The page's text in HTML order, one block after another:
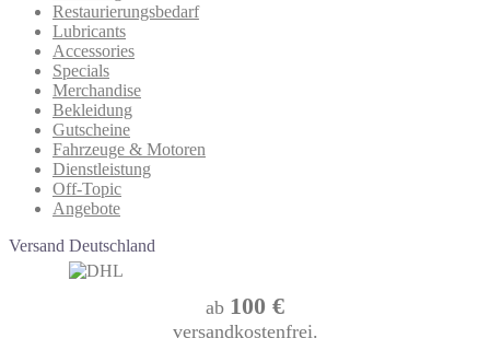
Restaurierungsbedarf
Lubricants
Accessories
Specials
Merchandise
Bekleidung
Gutscheine
Fahrzeuge & Motoren
Dienstleistung
Off-Topic
Angebote
Versand Deutschland
ab 100 €
versandkostenfrei.